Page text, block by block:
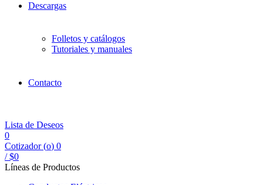
Descargas
Folletos y catálogos
Tutoriales y manuales
Contacto
Lista de Deseos
0
Cotizador (o) 0
/ $0
Líneas de Productos